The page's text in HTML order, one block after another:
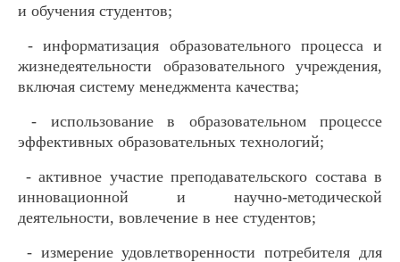
и обучения студентов;
- информатизация образовательного процесса и
жизнедеятельности образовательного учреждения,
включая систему менеджмента качества;
- использование в образовательном процессе
эффективных образовательных технологий;
- активное участие преподавательского состава в
инновационной и научно-методической
деятельности, вовлечение в нее студентов;
- измерение удовлетворенности потребителя для